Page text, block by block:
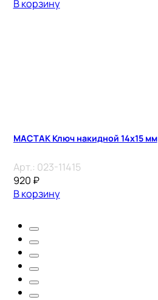
В корзину
МАСТАК Ключ накидной 14х15 мм
Арт.: 023-11415
920 ₽
В корзину